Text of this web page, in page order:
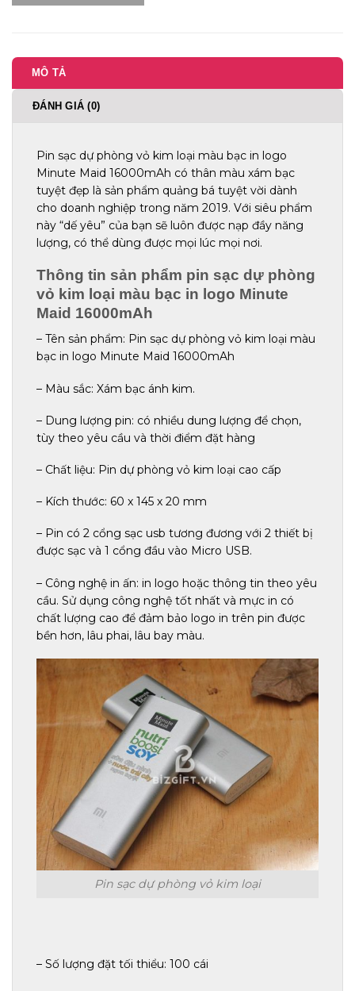
MÔ TẢ
ĐÁNH GIÁ (0)
Pin sạc dự phòng vỏ kim loại màu bạc in logo
Minute Maid 16000mAh có thân màu xám bạc
tuyệt đẹp là sản phẩm quảng bá tuyệt vời dành
cho doanh nghiệp trong năm 2019. Với siêu phẩm
này “dế yêu” của bạn sẽ luôn được nạp đầy năng
lượng, có thể dùng được mọi lúc mọi nơi.
Thông tin sản phẩm pin sạc dự phòng
vỏ kim loại màu bạc in logo Minute
Maid 16000mAh
– Tên sản phẩm: Pin sạc dự phòng vỏ kim loại màu
bạc in logo Minute Maid 16000mAh
– Màu sắc: Xám bạc ánh kim.
– Dung lượng pin: có nhiều dung lượng để chọn,
tùy theo yêu cầu và thời điểm đặt hàng
– Chất liệu: Pin dự phòng vỏ kim loại cao cấp
– Kích thước: 60 x 145 x 20 mm
– Pin có 2 cổng sạc usb tương đương với 2 thiết bị
được sạc và 1 cổng đầu vào Micro USB.
– Công nghệ in ấn: in logo hoặc thông tin theo yêu
cầu. Sử dụng công nghệ tốt nhất và mực in có
chất lượng cao để đảm bảo logo in trên pin được
bền hơn, lâu phai, lâu bay màu.
Pin sạc dự phòng vỏ kim loại
– Số lượng đặt tối thiểu: 100 cái